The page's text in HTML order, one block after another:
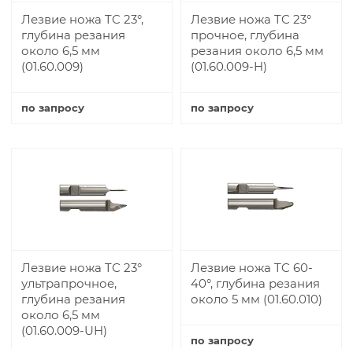
Лезвие ножа TC 23°,
глубина резания
около 6,5 мм
(01.60.009)
по запросу
Лезвие ножа TC 23°
прочное, глубина
резания около 6,5 мм
(01.60.009-H)
по запросу
Лезвие ножа TC 23°
ультрапрочное,
глубина резания
около 6,5 мм
(01.60.009-UH)
Лезвие ножа TC 60-
40°, глубина резания
около 5 мм (01.60.010)
по запросу